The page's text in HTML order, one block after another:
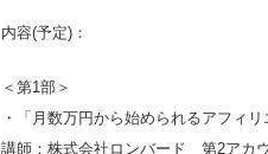
内容(予定)：
＜第1部＞
・「月数万円から始められるアフィリ
講師：株式会社ロンバード 第2アカ